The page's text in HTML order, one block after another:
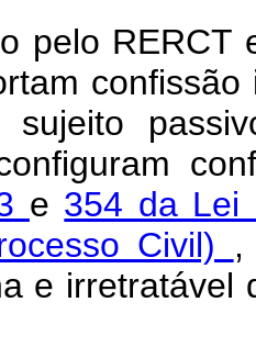
pelo
e 354 da Lei
Civil) ,
e irretratável